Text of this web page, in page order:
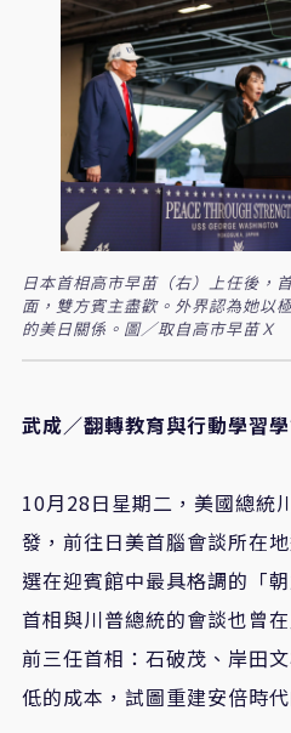
日本首相高市早苗（右）上任後，
面，雙方賓主盡歡。外界認為她以
的美日關係。圖／取自高市早苗Ｘ
武成／翻轉教育與行動學習
10月28日星期二，美國總統
發，前往日美首腦會談所在
選在迎賓館中最具格調的「朝
首相與川普總統的會談也曾
前三任首相：石破茂、岸田
低的成本，試圖重建安倍時